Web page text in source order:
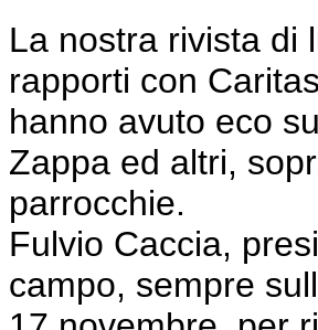
La nostra rivista di
rapporti con
hanno avuto eco
Zappa ed altri,
parrocchie.
Fulvio Caccia,
campo, sempre